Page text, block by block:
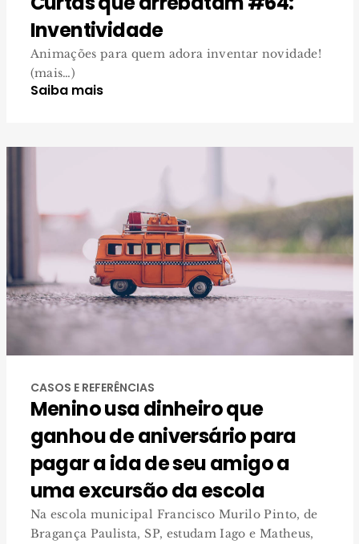
Inventividade
Animações para quem adora inventar novidade!
(mais…)
Saiba mais
CASOS E REFERÊNCIAS
Menino usa dinheiro que
ganhou de aniversário para
pagar a ida de seu amigo a
uma excursão da escola
Na escola municipal Francisco Murilo Pinto, de
Bragança Paulista, SP, estudam Iago e Matheus,